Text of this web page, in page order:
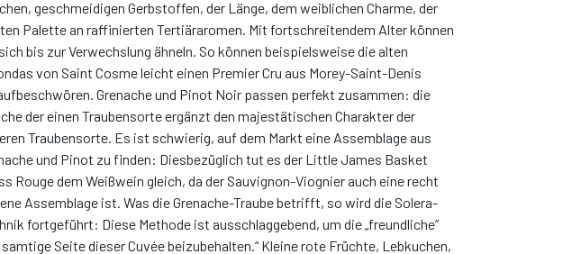
geschmeidigen Gerbstoffen, der Länge, dem weiblichen Charme, der
Palette an raffinierten Tertiäraromen. Mit fortschreitendem Alter können
bis zur Verwechslung ähneln. So können beispielsweise die alten
von Saint Cosme leicht einen Premier Cru aus Morey-Saint-Denis
Grenache und Pinot Noir passen perfekt zusammen: die
der einen Traubensorte ergänzt den majestätischen Charakter der
Traubensorte. Es ist schwierig, auf dem Markt eine Assemblage aus
und Pinot zu finden: Diesbezüglich tut es der Little James Basket
Rouge dem Weißwein gleich, da der Sauvignon-Viognier auch eine recht
Assemblage ist. Was die Grenache-Traube betrifft, so wird die Solera-
fortgeführt: Diese Methode ist ausschlaggebend, um die „freundliche”
samtige Seite dieser Cuvée beizubehalten.“ Kleine rote Früchte, Lebkuchen,